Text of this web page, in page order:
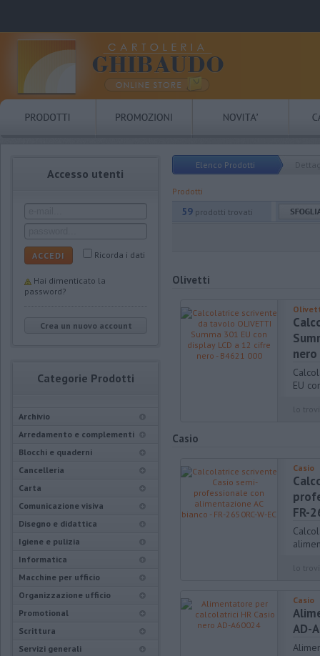
Accesso utenti
ACCEDI Ricorda i dati
Hai dimenticato la
password?
Crea un nuovo account
Categorie Prodotti
Archivio
Arredamento e complementi
Blocchi e quaderni
Cancelleria
Carta
Comunicazione visiva
Disegno e didattica
Igiene e pulizia
Informatica
Macchine per ufficio
Organizzazione ufficio
Promotional
Scrittura
Servizi generali
Elenco Prodotti
Prodotti
59 prodotti trovati
Olivetti
EU
Casio
Casio
FR-
Casio
AD-